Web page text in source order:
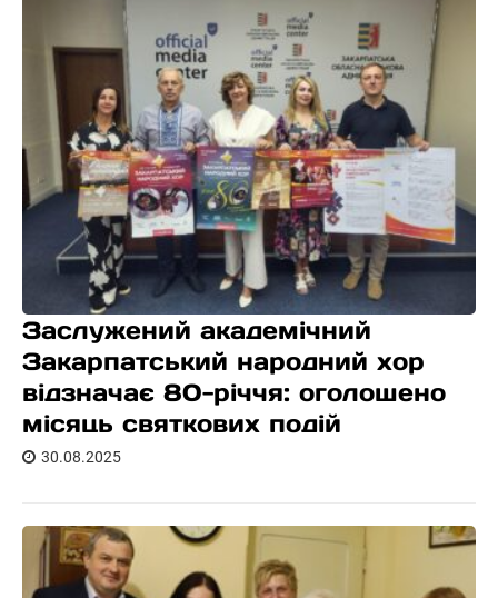
Заслужений академічний
Закарпатський народний хор
відзначає 80-річчя: оголошено
місяць святкових подій
30.08.2025